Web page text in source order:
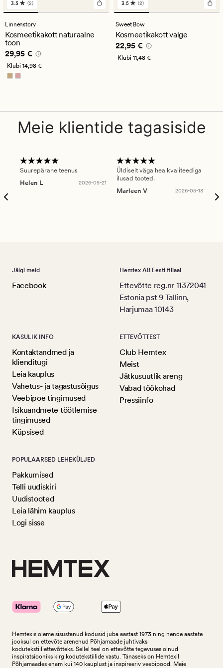
2
arvustust
keskmise
hinnanguga
3.5
3.5 (2)
Linnenstory
Kosmeetikakott naturaalne
toon
Pris_ee 29,95 €
29,95 €
Klubi 14,98 €
2
arvustust
keskmise
hinnanguga
3.5
3.5 (2)
Sweet Bow
Kosmeetikakott valge
Pris_ee 22,95 €
22,95 €
Klubi 11,48 €
Meie klientide tagasiside
Suurepärane teenus
Helen L
2026-05-21
Üldiselt väga hea kvaliteediga
ilusad tooted.
Marleen V
2026-05-13
Jälgi meid
Facebook
Hemtex AB Eesti filiaal
Ettevõtte reg.nr 11372041
Estonia pst 9 Tallinn,
Harjumaa 10143
KASULIK INFO
Kontaktandmed ja
klienditugi
Leia kauplus
Vahetus- ja tagastusõigus
Veebipoe tingimused
Isikuandmete töötlemise
tingimused
Küpsised
ETTEVÕTTEST
Club Hemtex
Meist
Jätkusuutlik areng
Vabad töökohad
Pressiinfo
POPULAARSED LEHEKÜLJED
Pakkumised
Telli uudiskiri
Uudistooted
Leia lähim kauplus
Logi sisse
Hemtexis oleme sisustanud kodusid juba aastast 1973 ning nende aastate
jooksul on ettevõte arenenud Põhjamaade juhtivaks
kodutekstiiliettevõtteks. Sellel teel on ettevõtte tegevuses olnud
inspiratsiooniks kirg kodutekstiilide vastu. Tänaseks on Hemtexil
Põhjamaades enam kui 140 kauplust ja inspireeriv veebipood. Meie